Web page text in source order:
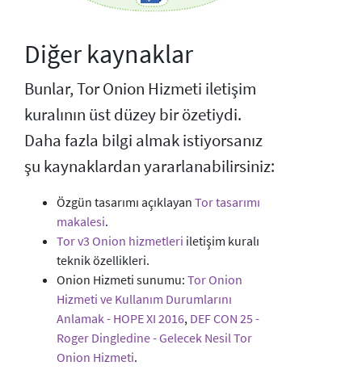
Diğer kaynaklar
Bunlar, Tor Onion Hizmeti iletişim
kuralının üst düzey bir özetiydi.
Daha fazla bilgi almak istiyorsanız
şu kaynaklardan yararlanabilirsiniz:
Özgün tasarımı açıklayan Tor tasarımı
makalesi.
Tor v3 Onion hizmetleri iletişim kuralı
teknik özellikleri.
Onion Hizmeti sunumu: Tor Onion
Hizmeti ve Kullanım Durumlarını
Anlamak - HOPE XI 2016, DEF CON 25 -
Roger Dingledine - Gelecek Nesil Tor
Onion Hizmeti.